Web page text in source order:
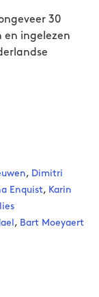
30
en ingelezen
, Dimitri
Enquist, Karin
, Bart Moeyaert